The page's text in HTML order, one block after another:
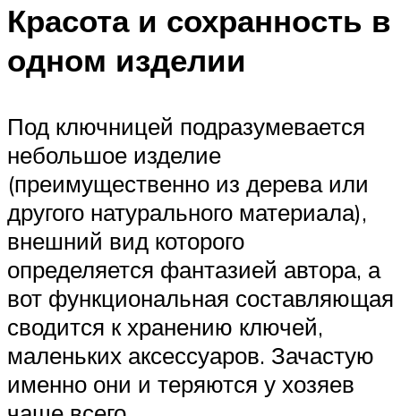
Красота и сохранность в
одном изделии
Под ключницей подразумевается
небольшое изделие
(преимущественно из дерева или
другого натурального материала),
внешний вид которого
определяется фантазией автора, а
вот функциональная составляющая
сводится к хранению ключей,
маленьких аксессуаров. Зачастую
именно они и теряются у хозяев